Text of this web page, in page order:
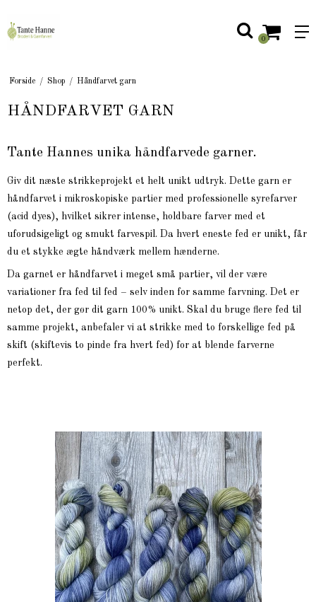
0
Forside / Shop / Håndfarvet garn
HÅNDFARVET GARN
Tante Hannes unika håndfarvede garner.
Giv dit næste strikkeprojekt et helt unikt udtryk. Dette garn er
håndfarvet i mikroskopiske partier med professionelle syrefarver
(acid dyes), hvilket sikrer intense, holdbare farver med et
uforudsigeligt og smukt farvespil. Da hvert eneste fed er unikt, får
du et stykke ægte håndværk mellem hænderne.
Da garnet er håndfarvet i meget små partier, vil der være
variationer fra fed til fed – selv inden for samme farvning. Det er
netop det, der gør dit garn 100% unikt. Skal du bruge flere fed til
samme projekt, anbefaler vi at strikke med to forskellige fed på
skift (skiftevis to pinde fra hvert fed) for at blende farverne
perfekt.